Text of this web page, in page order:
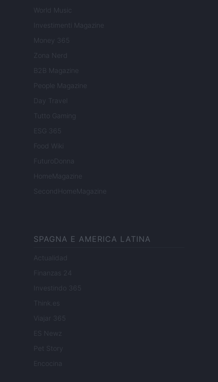
World Music
Investimenti Magazine
Money 365
Zona Nerd
B2B Magazine
People Magazine
Day Travel
Tutto Gaming
ESG 365
Food Wiki
FuturoDonna
HomeMagazine
SecondHomeMagazine
SPAGNA E AMERICA LATINA
Actualidad
Finanzas 24
Investindo 365
Think.es
Viajar 365
ES Newz
Pet Story
Encocina